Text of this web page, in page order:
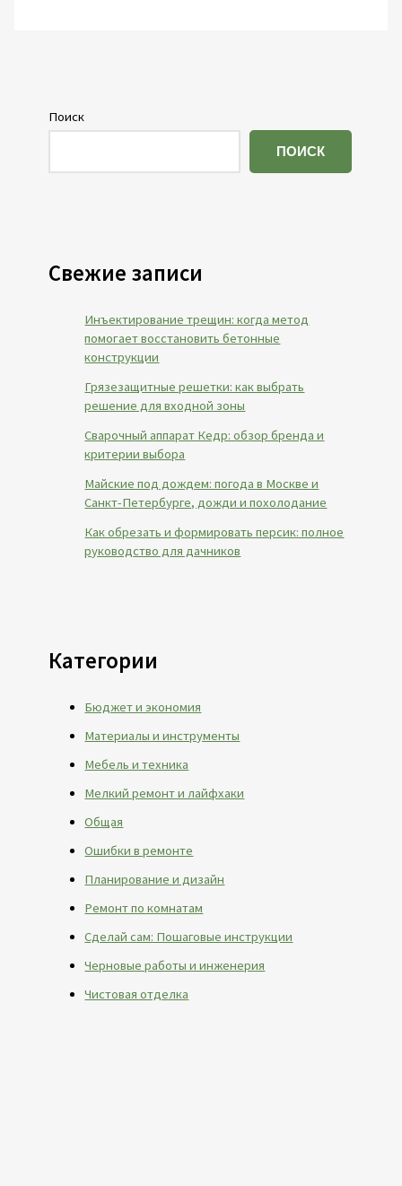
Поиск
ПОИСК
Свежие записи
Инъектирование трещин: когда метод
помогает восстановить бетонные
конструкции
Грязезащитные решетки: как выбрать
решение для входной зоны
Сварочный аппарат Кедр: обзор бренда и
критерии выбора
Майские под дождем: погода в Москве и
Санкт-Петербурге, дожди и похолодание
Как обрезать и формировать персик: полное
руководство для дачников
Категории
Бюджет и экономия
Материалы и инструменты
Мебель и техника
Мелкий ремонт и лайфхаки
Общая
Ошибки в ремонте
Планирование и дизайн
Ремонт по комнатам
Сделай сам: Пошаговые инструкции
Черновые работы и инженерия
Чистовая отделка